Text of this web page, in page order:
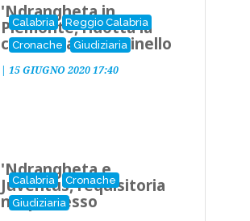
Calabria
Reggio Calabria
Cronache
Giudiziaria
'Ndrangheta in
Piemonte, ridotta la
condanna ai Dominello
|15 GIUGNO 2020 17:40
Calabria
Cronache
Giudiziaria
'Ndrangheta e
Juventus, requisitoria
nel processo